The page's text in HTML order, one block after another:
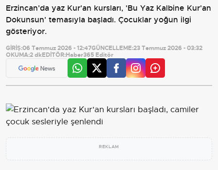
Erzincan'da yaz Kur'an kursları, 'Bu Yaz Kalbine Kur'an
Dokunsun' temasıyla başladı. Çocuklar yoğun ilgi
gösteriyor.
GİRİŞ:06 Temmuz 2026 - 12:47GÜNCELLEME:23 Temmuz 2026 - 03:32
OKUMA:2 dkEDİTÖR:Haber365 Editör
REKLAM